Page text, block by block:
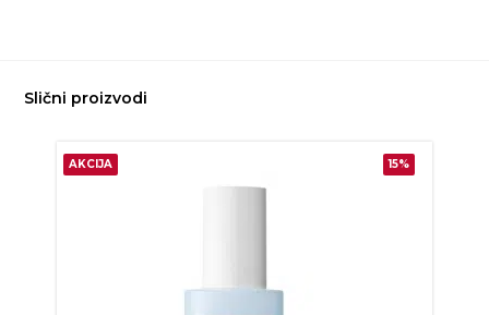
Slični proizvodi
AKCIJA 15%